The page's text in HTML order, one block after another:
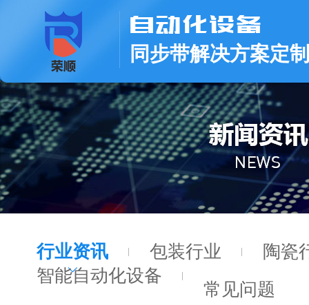
同步带解决方案定
行业资讯 包装行业
陶瓷
智能自动化设备
常见问题